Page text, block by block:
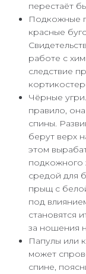
перестаёт
Подкожные
красные
работе с
следствие
Чёрные
правило,
спины.
берут верх
этом
подкожного
средой для
прыщ с
под
становятся
за ношения
Папулы или
может
спине,